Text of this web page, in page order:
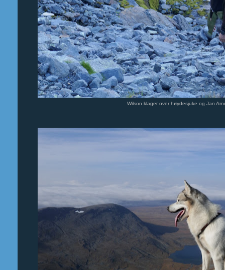
Wilson klager over høydesjuke og Jan